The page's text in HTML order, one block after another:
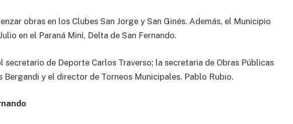
obras en los Clubes San Jorge y San Ginés. Además, el Municipio
en el Paraná Miní, Delta de San Fernando.
secretario de Deporte Carlos Traverso; la secretaria de Obras Públicas
Bergandi y el director de Torneos Municipales, Pablo Rubio.